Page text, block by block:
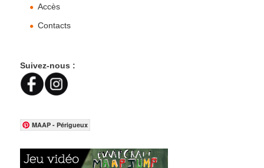
Accès
Contacts
Suivez-nous :
MAAP - Périgueux